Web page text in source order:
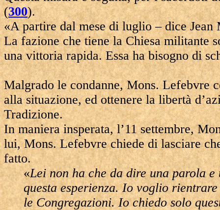
(300).
«A partire dal mese di luglio – dice Jean
La fazione che tiene la Chiesa militante
una vittoria rapida. Essa ha bisogno di
Malgrado le condanne, Mons. Lefebvre
alla situazione, ed ottenere la libertà
Tradizione.
In maniera insperata, l’11 settembre,
lui, Mons. Lefebvre chiede di lasciare
fatto.
«Lei non ha che da dire una parola
questa esperienza. Io voglio
le Congregazioni. Io chiedo solo